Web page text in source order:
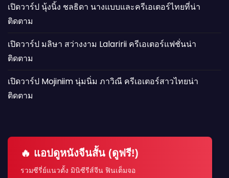
เปิดวาร์ป นุ้งนิ้ง ชลธิดา นางแบบและครีเอเตอร์ไทยที่น่า
ติดตาม
เปิดวาร์ป มลิษา สว่างงาม Lalaririi ครีเอเตอร์แฟชั่นน่า
ติดตาม
เปิดวาร์ป Mojiniim นุ่มนิ่ม ภาวิณี ครีเอเตอร์สาวไทยน่า
ติดตาม
🔥 แอปดูหนังจีนสั้น (ดูฟรี!)
รวมซีรี่ย์แนวตั้ง มินิซีรีส์จีน ฟินเต็มจอ